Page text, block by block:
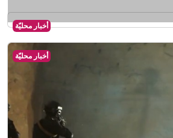
أخبار محليّة
أخبار محليّة